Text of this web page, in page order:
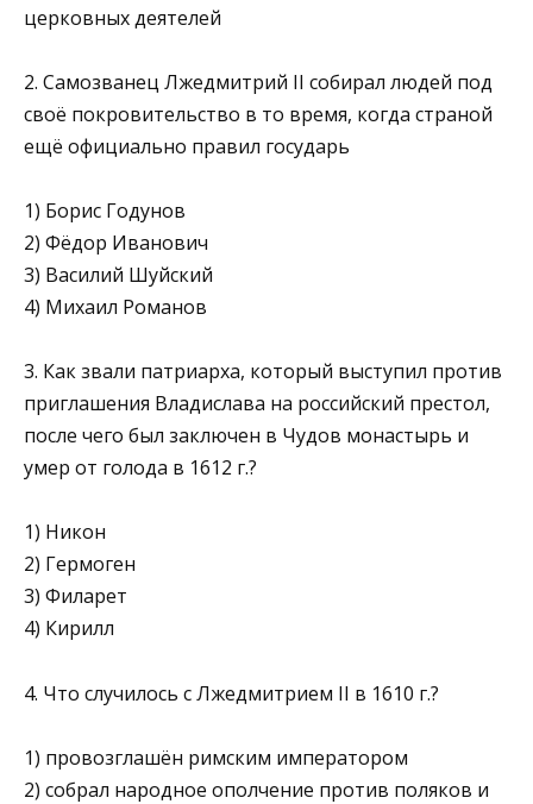
церков­ных деятелей
2. Самозванец Лжедмитрий II собирал людей под
своё покро­вительство в то время, когда страной
ещё официально пра­вил государь
1) Борис Годунов
2) Фёдор Иванович
3) Василий Шуйский
4) Михаил Романов
3. Как звали патриарха, который выступил против
приглаше­ния Владислава на российский престол,
после чего был за­ключен в Чудов монастырь и
умер от голода в 1612 г.?
1) Никон
2) Гермоген
3) Филарет
4) Кирилл
4. Что случилось с Лжедмитрием II в 1610 г.?
1) провозглашён римским императором
2) собрал народное ополчение против поляков и